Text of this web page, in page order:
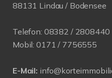
88131 Lindau / Bodensee
Telefon: 08382 / 2808440
Mobil: 0171 / 7756555
E-Mail: